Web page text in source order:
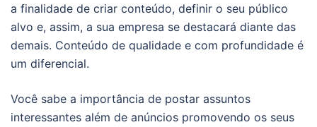
a finalidade de criar conteúdo, definir o seu público
alvo e, assim, a sua empresa se destacará diante das
demais. Conteúdo de qualidade e com profundidade é
um diferencial.
Você sabe a importância de postar assuntos
interessantes além de anúncios promovendo os seus